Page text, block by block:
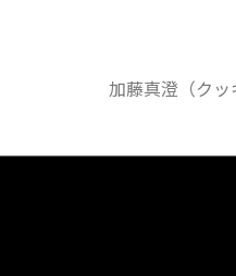
加藤真澄（ク